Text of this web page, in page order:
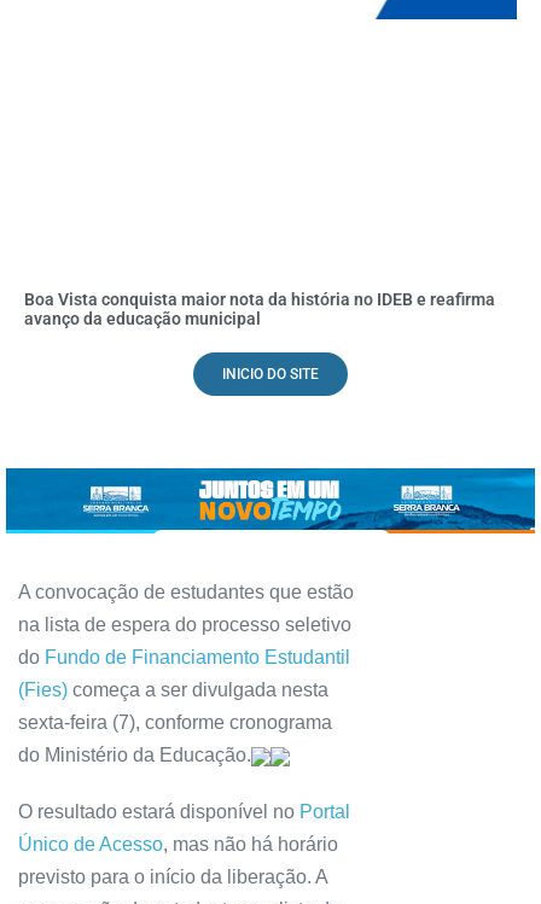
Boa Vista conquista maior nota da história no IDEB e reafirma
avanço da educação municipal
INICIO DO SITE
A convocação de estudantes que estão
na lista de espera do processo seletivo
do Fundo de Financiamento Estudantil
(Fies) começa a ser divulgada nesta
sexta-feira (7), conforme cronograma
do Ministério da Educação.
O resultado estará disponível no Portal
Único de Acesso, mas não há horário
previsto para o início da liberação. A